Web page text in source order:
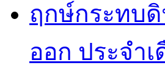
ฤกษ์กระทบ
ออก ประจำ